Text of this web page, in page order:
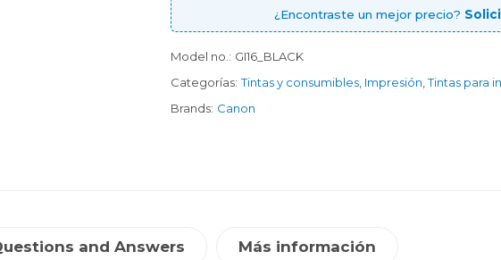
¿Encontraste un mejor precio?
Model no.: GI16_BLACK
Categorías: Tintas y consumibles Impresión ,Tintas para
Brands: Canon
and Answers Más información